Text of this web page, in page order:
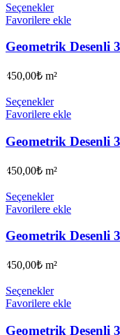
Seçenekler
Favorilere ekle
Geometrik Desenli
450,00₺ m²
Seçenekler
Favorilere ekle
Geometrik Desenli
450,00₺ m²
Seçenekler
Favorilere ekle
Geometrik Desenli
450,00₺ m²
Seçenekler
Favorilere ekle
Geometrik Desenli